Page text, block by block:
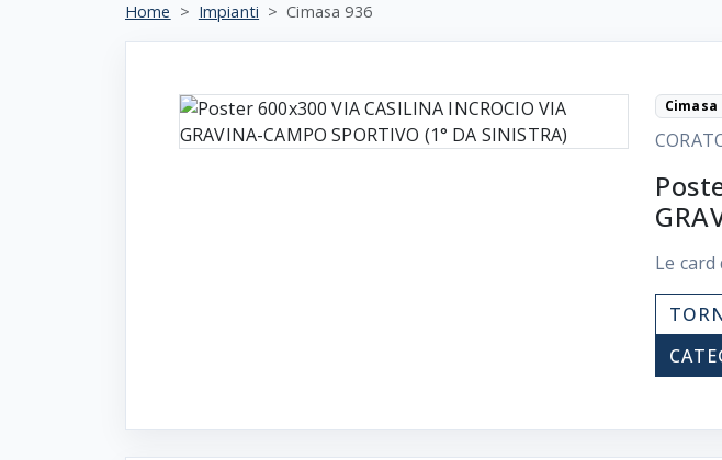
Home Impianti Cimasa 936
Cimasa
Le